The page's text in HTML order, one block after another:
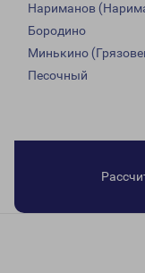
Нариманов
Бородино
Минькино
Песочный